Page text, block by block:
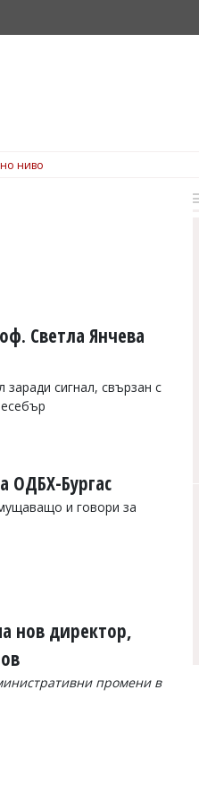
евро в Dock 5, вижте подробности
Светла Янчева
сигнал, свързан с
ОДБХ-Бургас
и говори за
нов директор,
промени в